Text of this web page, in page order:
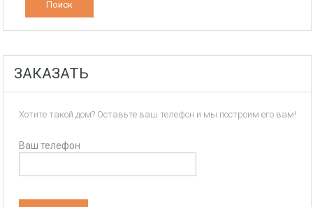
ЗАКАЗАТЬ
Хотите такой дом? Оставьте ваш телефон и мы построим его вам!
Ваш телефон